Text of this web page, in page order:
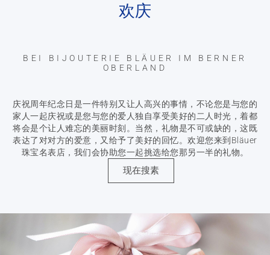
欢庆
BEI BIJOUTERIE BLÄUER IM BERNER
OBERLAND
庆祝周年纪念日是一件特别又让人高兴的事情，不论您是与您的
家人一起庆祝或是您与您的爱人独自享受美好的二人时光，着都
将会是个让人难忘的美丽时刻。当然，礼物是不可或缺的，这既
表达了对对方的爱意，又给予了美好的回忆。欢迎您来到Bläuer
珠宝名表店，我们会协助您一起挑选给您那另一半的礼物。
现在搜素